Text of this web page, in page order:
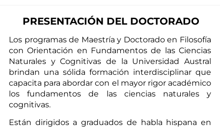
PRESENTACIÓN DEL DOCTORADO
Los programas de Maestría y Doctorado en Filosofía
con Orientación en Fundamentos de las Ciencias
Naturales y Cognitivas de la Universidad Austral
brindan una sólida formación interdisciplinar que
capacita para abordar con el mayor rigor académico
los fundamentos de las ciencias naturales y
cognitivas.
Están dirigidos a graduados de habla hispana en